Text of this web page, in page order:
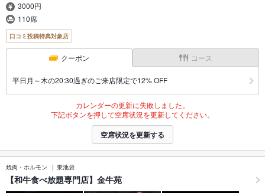
3000円
110席
口コミ投稿特典対象店
クーポン コース
平日月～木の20:30過ぎのご来店限定で12% OFF
カレンダーの更新に失敗しました。
下記ボタンを押して空席状況を更新してください。
空席状況を更新する
焼肉・ホルモン 東池袋
【和牛食べ放題専門店】金牛苑